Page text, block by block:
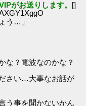
がお送りします。 []
う…」
な？電波なのかな？
さい…大事なお話が
う事を聞かないかん